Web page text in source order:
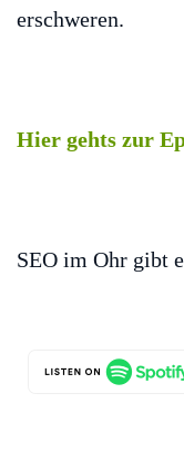
erschweren.
Hier gehts zur
SEO im Ohr gibt